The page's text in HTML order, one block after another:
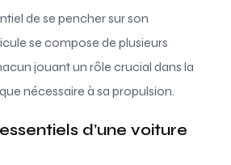
de se pencher sur son
se compose de plusieurs
jouant un rôle crucial dans la
nécessaire à sa propulsion.
d’une voiture